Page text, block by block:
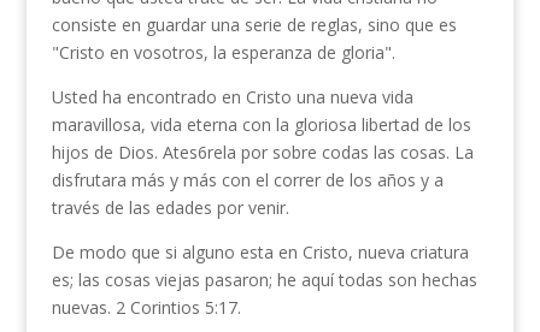
consiste en guardar una serie de reglas, sino que es
"Cristo en vosotros, la esperanza de gloria".
Usted ha encontrado en Cristo una nueva vida
maravillosa, vida eterna con la gloriosa libertad de los
hijos de Dios. Ates6rela por sobre codas las cosas. La
disfrutara más y más con el correr de los años y a
través de las edades por venir.
De modo que si alguno esta en Cristo, nueva criatura
es; las cosas viejas pasaron; he aquí todas son hechas
nuevas. 2 Corintios 5:17.